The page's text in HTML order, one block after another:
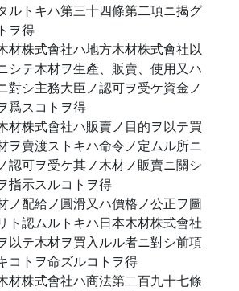
ルトキハ第三十四條第二項ニ揭グ
ヲ得
材株式會社ハ地方木材株式會社以
シテ木材ヲ生產、販賣、使用又ハ
對シ主務大臣ノ認可ヲ受ケ資金ノ
爲スコトヲ得
材株式會社ハ販賣ノ目的ヲ以テ買
ヲ賣渡ストキハ命令ノ定ムル所ニ
認可ヲ受ケ其ノ木材ノ販賣ニ關シ
指示スルコトヲ得
ノ配給ノ圓滑又ハ價格ノ公正ヲ圖
ト認ムルトキハ日本木材株式會社
以テ木材ヲ買入ルル者ニ對シ前項
コトヲ命ズルコトヲ得
材株式會社ハ商法第二百九十七條